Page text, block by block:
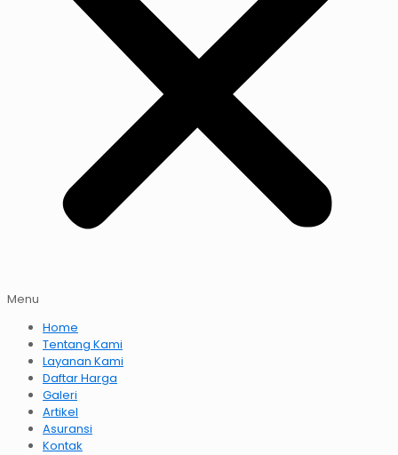
Menu
Home
Tentang Kami
Layanan Kami
Daftar Harga
Galeri
Artikel
Asuransi
Kontak